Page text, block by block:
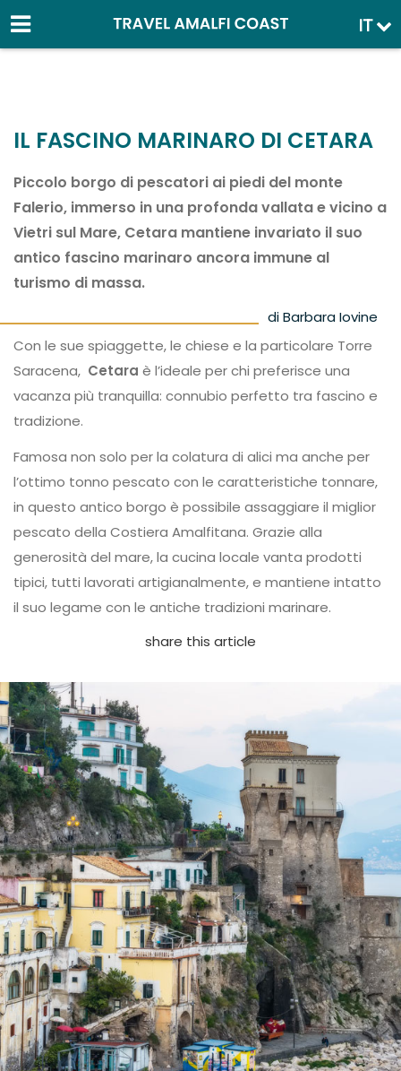
IT
IL FASCINO MARINARO DI CETARA
Piccolo borgo di pescatori ai piedi del monte
Falerio, immerso in una profonda vallata e vicino a
Vietri sul Mare, Cetara mantiene invariato il suo
antico fascino marinaro ancora immune al
turismo di massa.
di Barbara Iovine
Con le sue spiaggette, le chiese e la particolare Torre
Saracena, Cetara è l’ideale per chi preferisce una
vacanza più tranquilla: connubio perfetto tra fascino e
tradizione.
Famosa non solo per la colatura di alici ma anche per
l’ottimo tonno pescato con le caratteristiche tonnare,
in questo antico borgo è possibile assaggiare il miglior
pescato della Costiera Amalfitana. Grazie alla
generosità del mare, la cucina locale vanta prodotti
tipici, tutti lavorati artigianalmente, e mantiene intatto
il suo legame con le antiche tradizioni marinare.
share this article